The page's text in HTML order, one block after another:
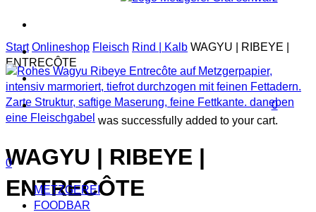
search
0
was successfully added to your cart.
search
account
0
Menu
METZGEREI
FOODBAR
Start Onlineshop Fleisch Rind | Kalb WAGYU | RIBEYE |
ENTRECÔTE
WAGYU | RIBEYE |
ENTRECÔTE